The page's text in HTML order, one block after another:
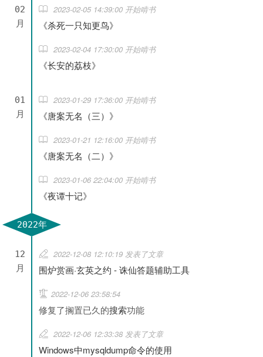
02
月
2023-02-05 14:39:00 开始啃书
《杀死一只知更鸟》
2023-02-04 17:30:00 开始啃书
《长安的荔枝》
01
月
2023-01-29 17:36:00 开始啃书
《唐案无名（三）》
2023-01-21 12:16:00 开始啃书
《唐案无名（二）》
2023-01-06 22:04:00 开始啃书
《夜谭十记》
2022年
12
月
2022-12-08 12:10:19 发表了文章
围炉赏画·玄英之约 - 诛仙答题辅助工具
2022-12-06 23:58:54
修复了搁置已久的搜索功能
2022-12-06 12:33:38 发表了文章
Windows中mysqldump命令的使用